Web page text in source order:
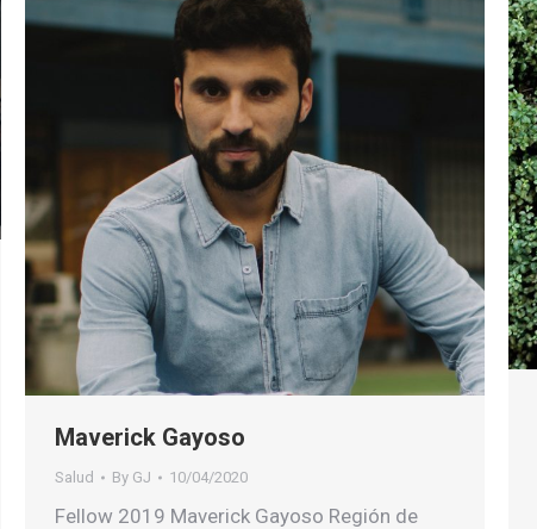
Maverick Gayoso
Salud By GJ 10/04/2020
Fellow 2019 Maverick Gayoso Región de